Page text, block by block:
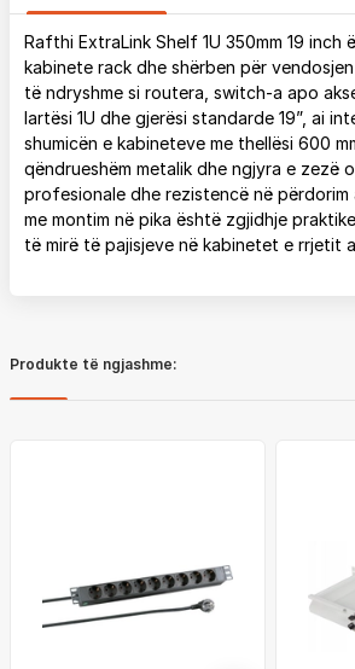
Rafthi ExtraLink Shelf 1U 350mm 19 inch
kabinete rack dhe shërben për
të ndryshme si routera, switch-a apo
lartësi 1U dhe gjerësi standarde 19”, ai
shumicën e kabineteve me thellësi 600
qëndrueshëm metalik dhe ngjyra e zezë
profesionale dhe rezistencë në
me montim në pika është zgjidhje
të mirë të pajisjeve në kabinetet e rrjetit
Produkte të ngjashme: